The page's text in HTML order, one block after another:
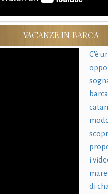
VACANZE IN BARCA
C'è
i
di